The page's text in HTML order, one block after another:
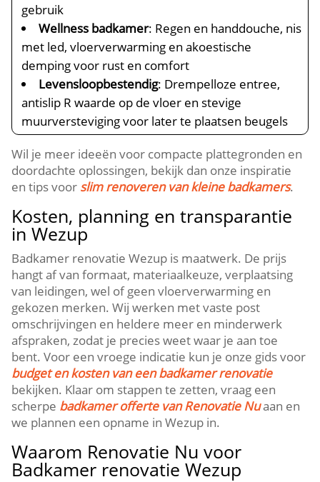
gebruik
Wellness badkamer: Regen en handdouche, nis
met led, vloerverwarming en akoestische
demping voor rust en comfort
Levensloopbestendig: Drempelloze entree,
antislip R waarde op de vloer en stevige
muurversteviging voor later te plaatsen beugels
Wil je meer ideeën voor compacte plattegronden en
doordachte oplossingen, bekijk dan onze inspiratie
en tips voor slim renoveren van kleine badkamers.
Kosten, planning en transparantie
in Wezup
Badkamer renovatie Wezup is maatwerk. De prijs
hangt af van formaat, materiaalkeuze, verplaatsing
van leidingen, wel of geen vloerverwarming en
gekozen merken. Wij werken met vaste post
omschrijvingen en heldere meer en minderwerk
afspraken, zodat je precies weet waar je aan toe
bent. Voor een vroege indicatie kun je onze gids voor
budget en kosten van een badkamer renovatie
bekijken. Klaar om stappen te zetten, vraag een
scherpe badkamer offerte van Renovatie Nuaan en
we plannen een opname in Wezup in.
Waarom Renovatie Nu voor
Badkamer renovatie Wezup